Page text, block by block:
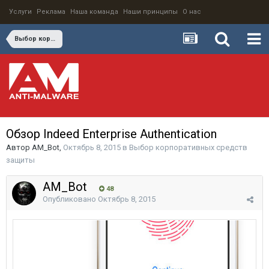
Услуги Реклама Наша команда Наши принципы О нас
Выбор корпоративных средств защиты
Обзор Indeed Enterprise Authentication
Автор AM_Bot, Октябрь 8, 2015 в Выбор корпоративных средств
защиты
AM_Bot 48
Опубликовано Октябрь 8, 2015